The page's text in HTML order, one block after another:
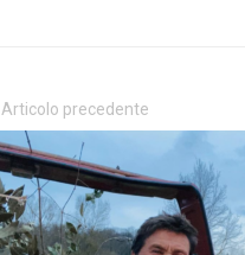
Articolo precedente